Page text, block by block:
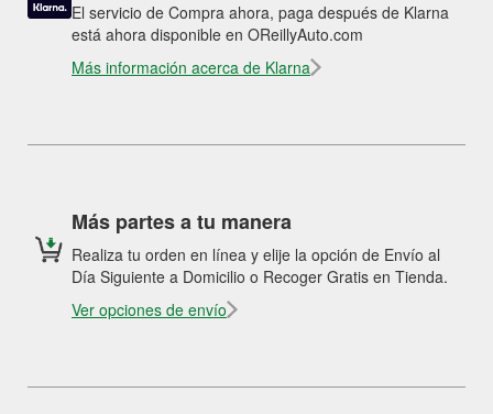
El servicio de Compra ahora, paga después de Klarna
está ahora disponible en OReillyAuto.com
Más información acerca de Klarna
Más partes a tu manera
Realiza tu orden en línea y elije la opción de Envío al
Día Siguiente a Domicilio o Recoger Gratis en Tienda.
Ver opciones de envío